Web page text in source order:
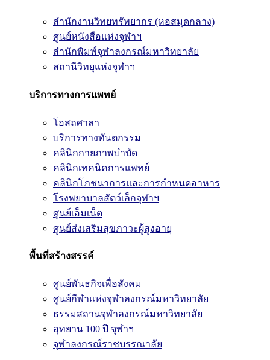
สำนักงานวิทยทรัพยากร (หอสมุดกลาง)
ศูนย์หนังสือแห่งจุฬาฯ
สำนักพิมพ์จุฬาลงกรณ์มหาวิทยาลัย
สถานีวิทยุแห่งจุฬาฯ
บริการทางการแพทย์
โอสถศาลา
บริการทางทันตกรรม
คลินิกกายภาพบำบัด
คลินิกเทคนิคการแพทย์
คลินิกโภชนาการและการกำหนดอาหาร
โรงพยาบาลสัตว์เล็กจุฬาฯ
ศูนย์เอ็มเน็ต
ศูนย์ส่งเสริมสุขภาวะผู้สูงอายุ
พื้นที่สร้างสรรค์
ศูนย์พันธกิจเพื่อสังคม
ศูนย์กีฬาแห่งจุฬาลงกรณ์มหาวิทยาลัย
ธรรมสถานจุฬาลงกรณ์มหาวิทยาลัย
อุทยาน 100 ปี จุฬาฯ
จุฬาลงกรณ์ราชบรรณาลัย